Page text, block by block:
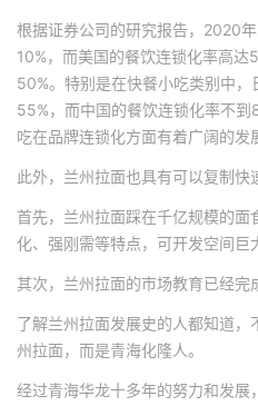
根据证券公司的研究报告，2020
10%，而美国的餐饮连锁化率高
50%。特别是在快餐小吃类别中
55%，而中国的餐饮连锁化率不
吃在品牌连锁化方面有着广阔的发
此外，兰州拉面也具有可以复制快
首先，兰州拉面踩在千亿规模的面
化、强刚需等特点，可开发空间巨
其次，兰州拉面的市场教育已经完
了解兰州拉面发展史的人都知道
州拉面，而是青海化隆人。
经过青海华龙十多年的努力和发展